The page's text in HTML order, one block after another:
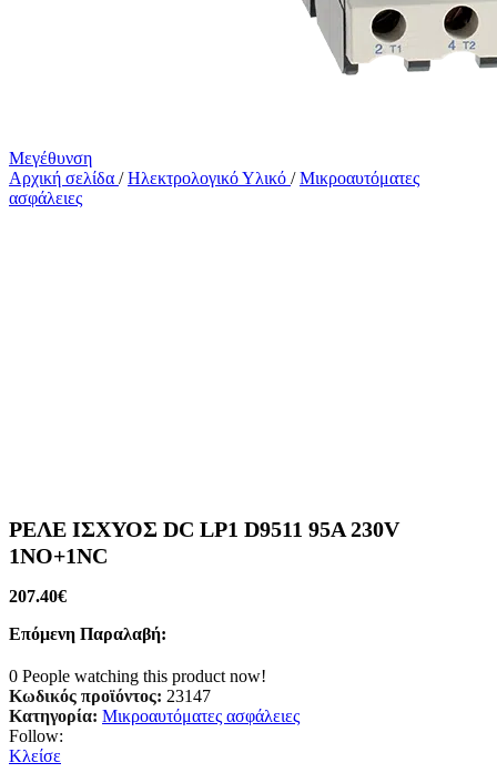
Μεγέθυνση
Αρχική σελίδα / Ηλεκτρολογικό Υλικό / Μικροαυτόματες
ασφάλειες
ΡΕΛΕ ΙΣΧΥΟΣ DC LP1 D9511 95A 230V
1ΝΟ+1NC
207.40€
Επόμενη Παραλαβή:
0 People watching this product now!
Κωδικός προϊόντος: 23147
Κατηγορία: Μικροαυτόματες ασφάλειες
Follow:
Κλείσε